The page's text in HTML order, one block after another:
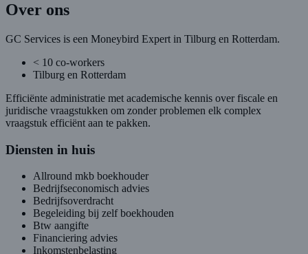
Over ons
GC Services is een Moneybird Expert in Tilburg en Rotterdam.
< 10 co-workers
Tilburg en Rotterdam
Efficiënte administratie met academische kennis over fiscale en
juridische vraagstukken om zonder problemen elk complex
vraagstuk efficiënt aan te pakken.
Diensten in huis
Allround mkb boekhouder
Bedrijfseconomisch advies
Bedrijfsoverdracht
Begeleiding bij zelf boekhouden
Btw aangifte
Financiering advies
Inkomstenbelasting